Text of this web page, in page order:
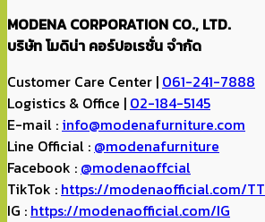
MODENA CORPORATION CO., LTD.
บริษัท โมดิน่า คอร์ปอเรชั่น จำกัด
Customer Care Center | 061-241-7888
Logistics & Office | 02-184-5145
E-mail : info@modenafurniture.com
Line Official : @modenafurniture
Facebook : @modenaoffcial
TikTok : https://modenaofficial.com/TT
IG : https://modenaofficial.com/IG